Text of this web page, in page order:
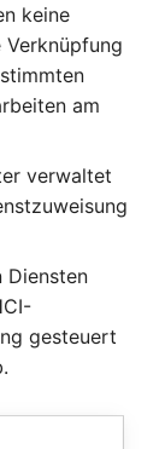
keine
am
verwaltet
Diensten
gesteuert